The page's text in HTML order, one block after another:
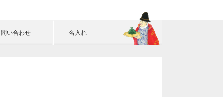
い合わせ 名入れ